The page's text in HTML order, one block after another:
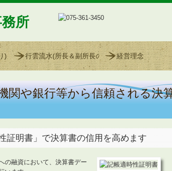
所
) 行雲流水(所長＆副所長の雑感)経営理念
関や銀行等から信頼される決
証明書」で決算書の信用を高めます
の融資において、決算書デー